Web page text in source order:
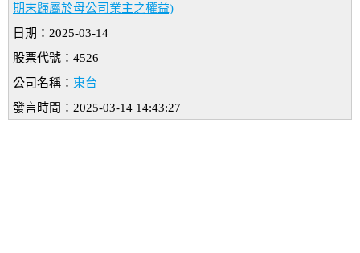
期末歸屬於母公司業主之權益)
日期：2025-03-14
股票代號：4526
公司名稱： 東台
發言時間：2025-03-14 14:43:27